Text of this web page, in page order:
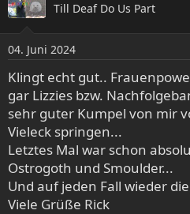
Till Deaf Do Us Part
04. Juni 2024
Klingt echt gut..
gar Lizzies bzw.
sehr guter Kumpel von mir
Vieleck springen...
Letztes Mal war schon
Ostrogoth und Smoulder...
Und auf jeden Fall wieder
Viele Grüße Rick